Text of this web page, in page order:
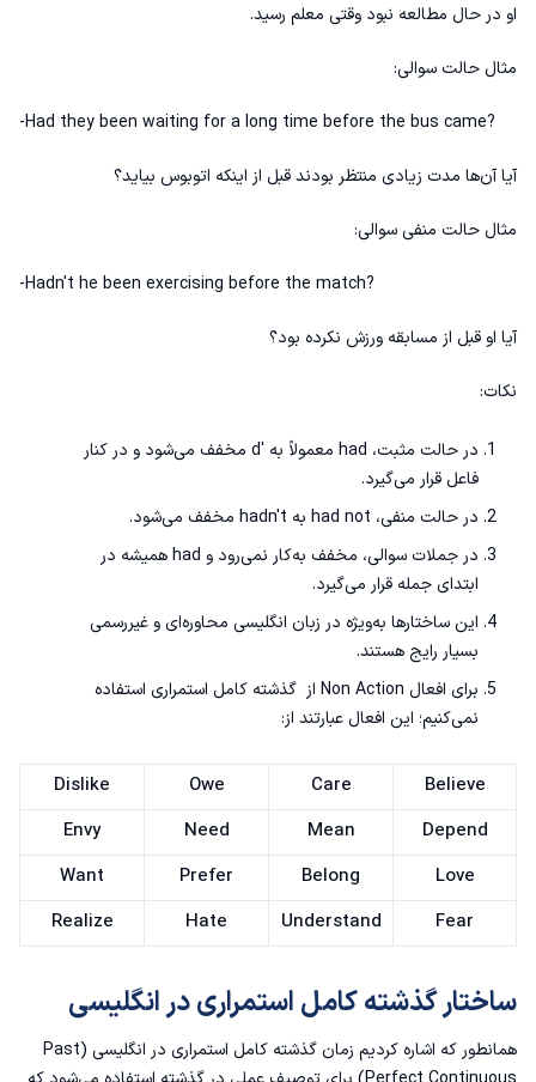
او در حال مطالعه نبود وقتی معلم رسید.
مثال حالت سوالی:
-Had they been waiting for a long time before the bus came?
آیا آن‌ها مدت زیادی منتظر بودند قبل از اینکه اتوبوس بیاید؟
مثال حالت منفی سوالی:
-Hadn't he been exercising before the match?
آیا او قبل از مسابقه ورزش نکرده بود؟
نکات:
در حالت مثبت، had معمولاً به 'd مخفف می‌شود و در کنار
فاعل قرار می‌گیرد.
در حالت منفی، had not به hadn't مخفف می‌شود.
در جملات سوالی، مخفف به‌کار نمی‌رود و had همیشه در
ابتدای جمله قرار می‌گیرد.
این ساختارها به‌ویژه در زبان انگلیسی محاوره‌ای و غیررسمی
بسیار رایج هستند.
برای افعال Non Action از گذشته کامل استمراری استفاده
نمی‌کنیم؛ این افعال عبارتند از:
Believe
Care
Owe
Dislike
Depend
Mean
Need
Envy
Love
Belong
Prefer
Want
Fear
Understand
Hate
Realize
ساختار گذشته کامل استمراری در انگلیسی
همانطور که اشاره کردیم زمان گذشته کامل استمراری در انگلیسی (Past